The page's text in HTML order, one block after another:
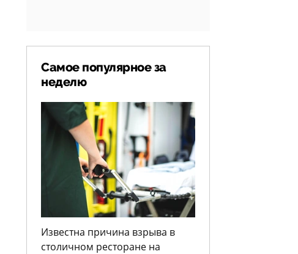
Самое популярное за
неделю
Известна причина взрыва в
столичном ресторане на